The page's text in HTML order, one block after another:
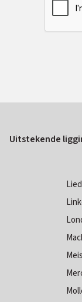
Uitstekende